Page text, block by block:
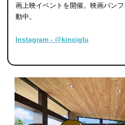
画上映イベントを開催。映画パン
動中。
Instagram - @kinoiglu